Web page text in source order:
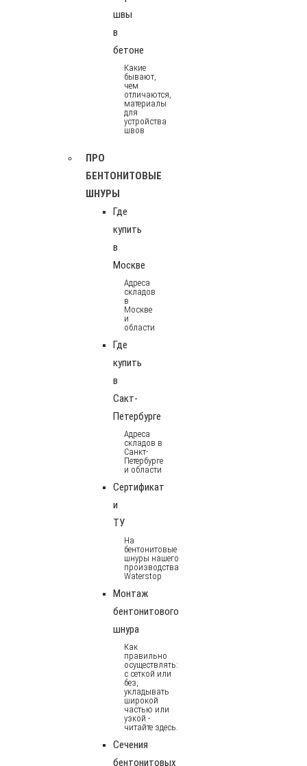
швы
в
бетоне
Какие
бывают,
чем
отличаются,
материалы
для
устройства
швов
ПРО
БЕНТОНИТОВЫЕ
ШНУРЫ
Где
купить
в
Москве
Адреса
складов
в
Москве
и
области
Где
купить
в
Сакт-
Петербурге
Адреса
складов в
Санкт-
Петербурге
и области
Сертификат
и
ТУ
На
бентонитовые
шнуры нашего
производства
Waterstop
Монтаж
бентонитового
шнура
Как
правильно
осуществлять:
с сеткой или
без,
укладывать
широкой
частью или
узкой -
читайте здесь.
Сечения
бентонитовых